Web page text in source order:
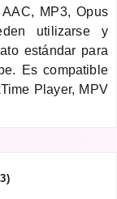
MP3, Opus
utilizarse y
estándar para
Es compatible
Player, MPV